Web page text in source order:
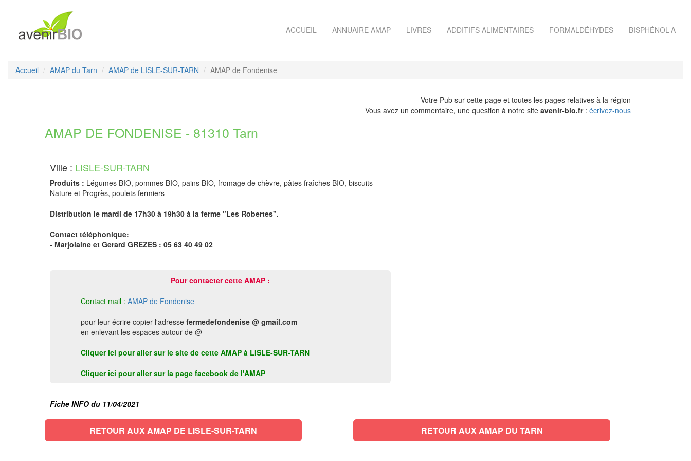
ACCUEIL ANNUAIRE AMAP LIVRES ADDITIFS ALIMENTAIRES FORMALDÉHYDES BISPHÉNOL-A
Accueil AMAP du Tarn AMAP de LISLE-SUR-TARN AMAP de Fondenise
Votre Pub sur cette page et toutes les pages relatives à la région
Vous avez un commentaire, une question à notre site avenir-bio.fr: écrivez-nous
AMAP DE FONDENISE - 81310 Tarn
Ville : LISLE-SUR-TARN
Produits : Légumes BIO, pommes BIO, pains BIO, fromage de chèvre, pâtes fraîches BIO, biscuits
Nature et Progrès, poulets fermiers
Distribution le mardi de 17h30 à 19h30 à la ferme "Les Robertes".
Contact téléphonique:
- Marjolaine et Gerard GREZES : 05 63 40 49 02
Pour contacter cette AMAP :
Contact mail : AMAP de Fondenise
pour leur écrire copier l'adresse fermedefondenise @ gmail.com
en enlevant les espaces autour de @
Cliquer ici pour aller sur le site de cette AMAP à LISLE-SUR-TARN
Cliquer ici pour aller sur la page facebook de l'AMAP
Fiche INFO du 11/04/2021
RETOUR AUX AMAP DE LISLE-SUR-TARN RETOUR AUX AMAP DU TARN